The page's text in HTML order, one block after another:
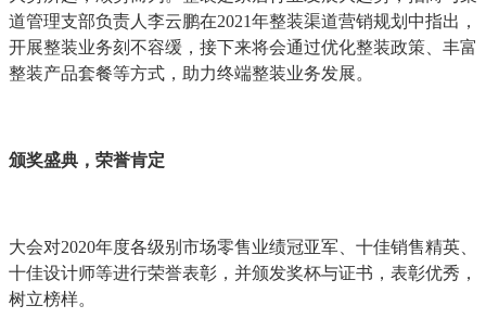
道管理支部负责人李云鹏在2021年整装渠道营销规划中指出，
开展整装业务刻不容缓，接下来将会通过优化整装政策、丰富
整装产品套餐等方式，助力终端整装业务发展。
颁奖盛典，荣誉肯定
大会对2020年度各级别市场零售业绩冠亚军、十佳销售精英、
十佳设计师等进行荣誉表彰，并颁发奖杯与证书，表彰优秀，
树立榜样。